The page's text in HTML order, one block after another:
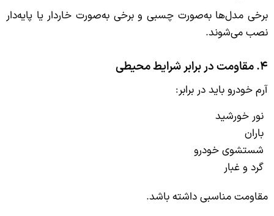
برخی مدل‌ها به‌صورت چسبی و برخی به‌صورت خار‌دار یا پایه‌دار
نصب می‌شوند.
۴. مقاومت در برابر شرایط محیطی
آرم خودرو باید در برابر:
نور خورشید
باران
شستشوی خودرو
گرد و غبار
مقاومت مناسبی داشته باشد.